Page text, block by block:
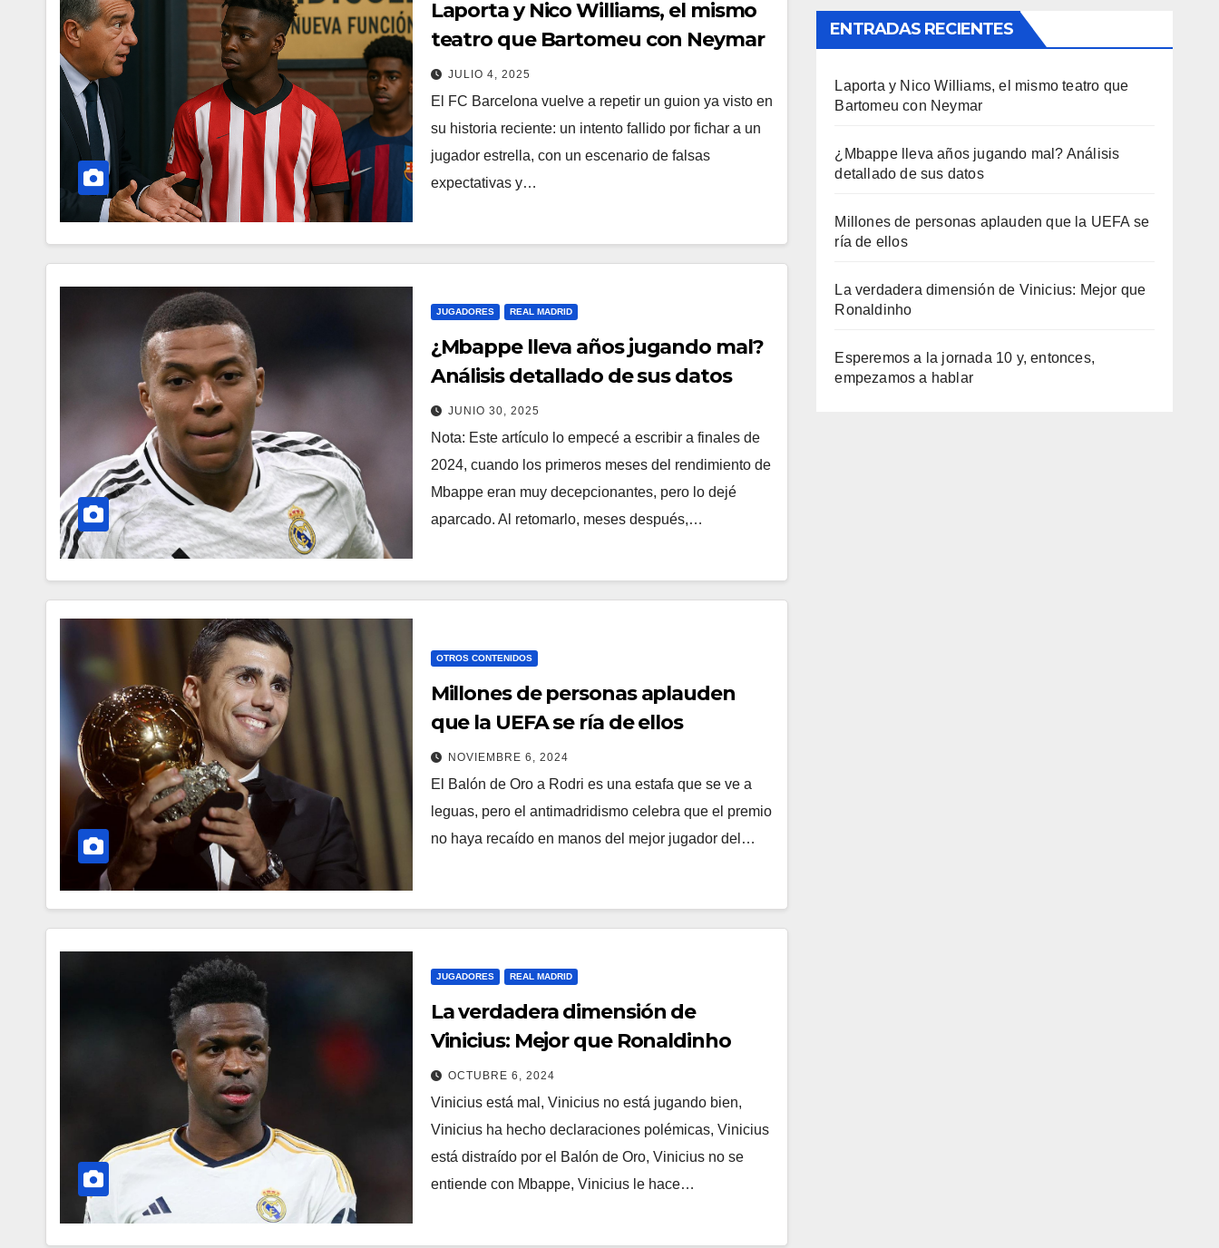
Laporta y Nico Williams, el mismo
teatro que Bartomeu con Neymar
JULIO 4, 2025
El FC Barcelona vuelve a repetir un guion ya visto en
su historia reciente: un intento fallido por fichar a un
jugador estrella, con un escenario de falsas
expectativas y…
JUGADORES REAL MADRID
¿Mbappe lleva años jugando mal?
Análisis detallado de sus datos
JUNIO 30, 2025
Nota: Este artículo lo empecé a escribir a finales de
2024, cuando los primeros meses del rendimiento de
Mbappe eran muy decepcionantes, pero lo dejé
aparcado. Al retomarlo, meses después,…
OTROS CONTENIDOS
Millones de personas aplauden
que la UEFA se ría de ellos
NOVIEMBRE 6, 2024
El Balón de Oro a Rodri es una estafa que se ve a
leguas, pero el antimadridismo celebra que el premio
no haya recaído en manos del mejor jugador del…
JUGADORES REAL MADRID
La verdadera dimensión de
Vinicius: Mejor que Ronaldinho
OCTUBRE 6, 2024
Vinicius está mal, Vinicius no está jugando bien,
Vinicius ha hecho declaraciones polémicas, Vinicius
está distraído por el Balón de Oro, Vinicius no se
entiende con Mbappe, Vinicius le hace…
ENTRADAS RECIENTES
Laporta y Nico Williams, el mismo teatro que
Bartomeu con Neymar
¿Mbappe lleva años jugando mal? Análisis
detallado de sus datos
Millones de personas aplauden que la UEFA se
ría de ellos
La verdadera dimensión de Vinicius: Mejor que
Ronaldinho
Esperemos a la jornada 10 y, entonces,
empezamos a hablar